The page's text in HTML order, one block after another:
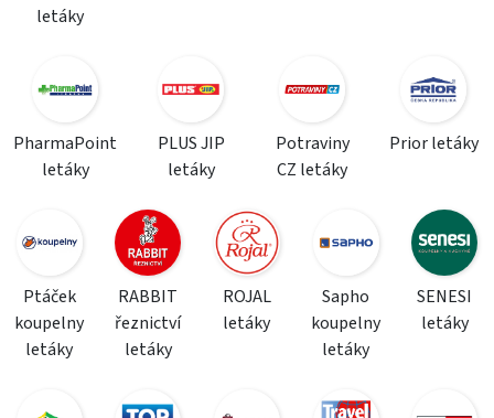
letáky
PharmaPoint
letáky
PLUS JIP
letáky
Potraviny
CZ letáky
Prior letáky
Ptáček
koupelny
letáky
RABBIT
řeznictví
letáky
ROJAL
letáky
Sapho
koupelny
letáky
SENESI
letáky